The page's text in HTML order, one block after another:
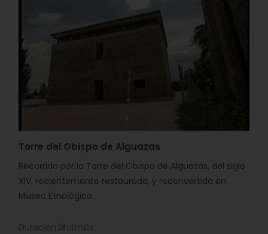
Torre del Obispo de Alguazas
Recorrido por la Torre del Obispo de Alguazas, del siglo
XIV, recientemente restaurada, y reconvertida en
Museo Etnológico.
Duración:0h4m0s